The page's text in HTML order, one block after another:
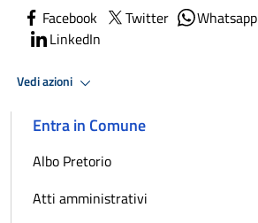
Facebook Twitter Whatsapp
LinkedIn
Vedi azioni
Entra in Comune
Albo Pretorio
Atti amministrativi